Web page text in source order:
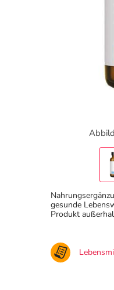
gesunde
Produkt